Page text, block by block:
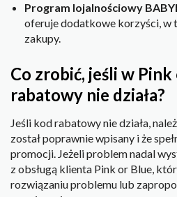
Program lojalnościowy
oferuje dodatkowe korzyści, w
zakupy.
Co zrobić, jeśli w
rabatowy nie działa?
Jeśli kod rabatowy nie działa,
został poprawnie wpisany i że
promocji. Jeżeli problem nadal
z obsługą klienta Pink or Blue,
rozwiązaniu problemu lub